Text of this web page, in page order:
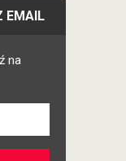
EMAIL
na